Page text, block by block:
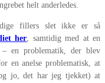
helt anderledes.
fillers slet ikke er så
her, samtidig med at en
en problematik, der blev
en anelse problematisk, at
jo, det har jeg tjekket) at